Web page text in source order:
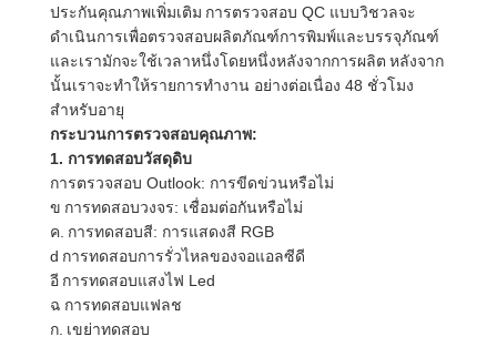
ทัวร์
โรงงาน
ควบคุม
คุณภาพ
ติดต่อ
ประกันคุณภาพเพิ่มเติม การตรวจสอบ QC แบบวิชวลจะ
ดำเนินการเพื่อตรวจสอบผลิตภัณฑ์การพิมพ์และบรรจุภัณฑ์
และเรามักจะใช้เวลาหนึ่งโดยหนึ่งหลังจากการผลิต หลังจาก
นั้นเราจะทำให้รายการทำงานอย่างต่อเนื่อง 48 ชั่วโมง
สำหรับอายุ
กระบวนการตรวจสอบคุณภาพ:
1. การทดสอบวัสดุดิบ
การตรวจสอบ Outlook: การขีดข่วนหรือไม่
ข การทดสอบวงจร: เชื่อมต่อกันหรือไม่
ค. การทดสอบสี: การแสดงสี RGB
d การทดสอบการรั่วไหลของจอแอลซีดี
อี การทดสอบแสงไฟ Led
ฉ การทดสอบแฟลช
ก. เขย่าทดสอบ